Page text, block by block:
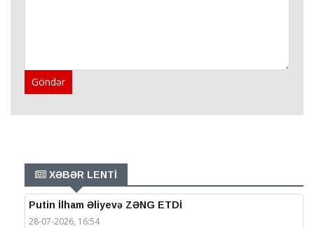
Göndər
XƏBƏR LENTİ
Putin İlham Əliyevə ZƏNG ETDİ
28-07-2026, 16:54